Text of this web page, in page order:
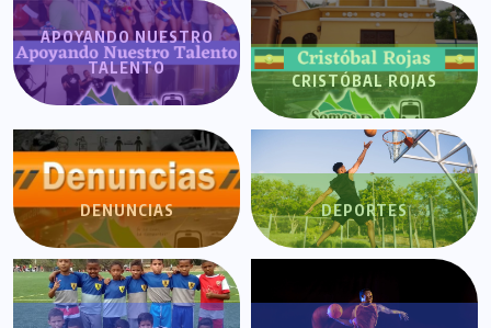
APOYANDO NUESTRO
TALENTO
CRISTÓBAL ROJAS
DENUNCIAS DEPORTES